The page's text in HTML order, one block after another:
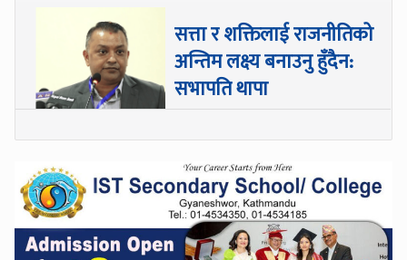
सत्ता र शक्तिलाई राजनीतिको
अन्तिम लक्ष्य बनाउनु हुँदैन:
सभापति थापा